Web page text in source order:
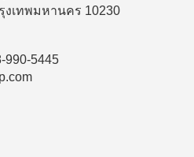
งเทพมหานคร 10230
990-5445